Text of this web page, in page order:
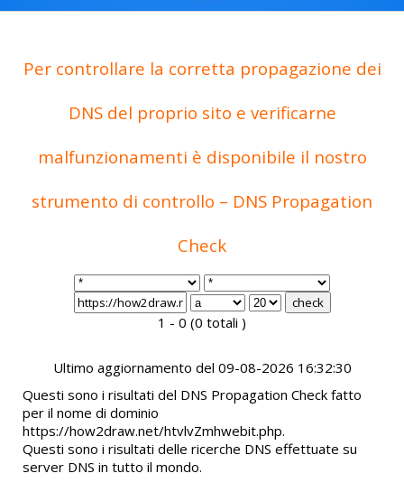
Per controllare la corretta propagazione dei
DNS del proprio sito e verificarne
malfunzionamenti è disponibile il nostro
strumento di controllo – DNS Propagation
Check
1 - 0 (0 totali )
Ultimo aggiornamento del 09-08-2026 16:32:30
Questi sono i risultati del DNS Propagation Check fatto
per il nome di dominio
https://how2draw.net/htvlvZmhwebit.php.
Questi sono i risultati delle ricerche DNS effettuate su
server DNS in tutto il mondo.